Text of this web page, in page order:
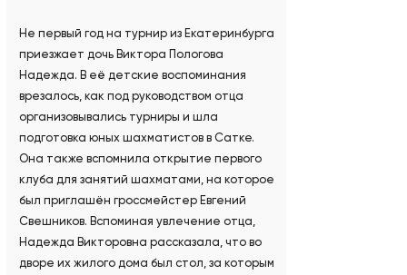
Не первый год на турнир из Екатеринбурга
приезжает дочь Виктора Пологова
Надежда. В её детские воспоминания
врезалось, как под руководством отца
организовывались турниры и шла
подготовка юных шахматистов в Сатке.
Она также вспомнила открытие первого
клуба для занятий шахматами, на которое
был приглашён гроссмейстер Евгений
Свешников. Вспоминая увлечение отца,
Надежда Викторовна рассказала, что во
дворе их жилого дома был стол, за которым